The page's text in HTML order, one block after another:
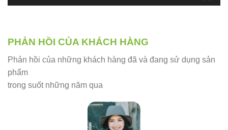
PHẢN HỒI CỦA KHÁCH HÀNG
Phản hồi của những khách hàng đã và đang sử dụng sản
phẩm
trong suốt những năm qua